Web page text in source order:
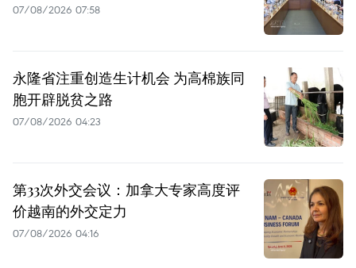
07/08/2026 07:58
永隆省注重创造生计机会 为高棉族同
胞开辟脱贫之路
07/08/2026 04:23
第33次外交会议：加拿大专家高度评
价越南的外交定力
07/08/2026 04:16